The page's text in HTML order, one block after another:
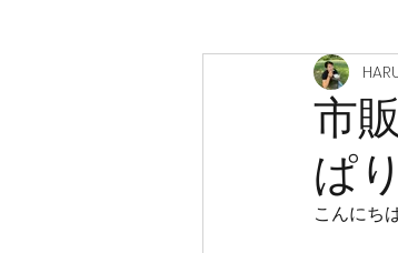
市
ぱ
こんにち